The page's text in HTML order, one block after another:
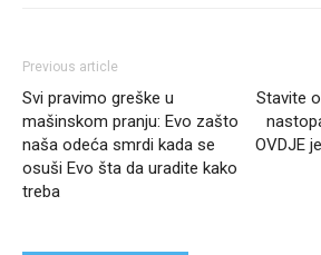
Previous article
Svi pravimo greške u
mašinskom pranju: Evo zašto
naša odeća smrdi kada se
osuši Evo šta da uradite kako
treba
Stavite
OVDJE